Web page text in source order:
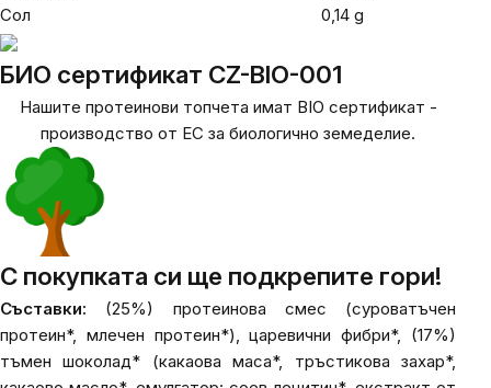
Сол
0,14 g
БИО сертификат CZ-BIO-001
Нашите протеинови топчета имат BIO сертификат -
производство от ЕС за биологично земеделие.
С покупката си ще подкрепите гори!
Съставки: (25%) протеинова смес (суроватъчен
протеин*, млечен протеин*), царевични фибри*, (17%)
тъмен шоколад* (какаова маса*, тръстикова захар*,